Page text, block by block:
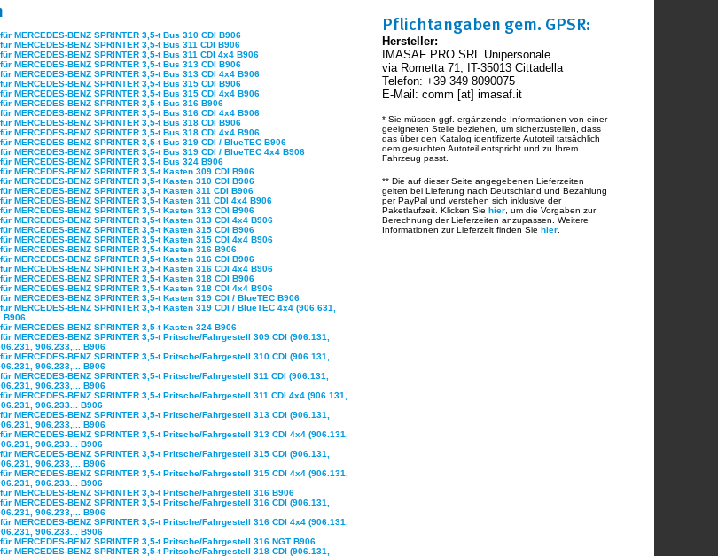
MERCEDES-BENZ SPRINTER 3,5-t Bus 310 CDI B906
MERCEDES-BENZ SPRINTER 3,5-t Bus 311 CDI B906
MERCEDES-BENZ SPRINTER 3,5-t Bus 311 CDI 4x4 B906
MERCEDES-BENZ SPRINTER 3,5-t Bus 313 CDI B906
MERCEDES-BENZ SPRINTER 3,5-t Bus 313 CDI 4x4 B906
MERCEDES-BENZ SPRINTER 3,5-t Bus 315 CDI B906
MERCEDES-BENZ SPRINTER 3,5-t Bus 315 CDI 4x4 B906
MERCEDES-BENZ SPRINTER 3,5-t Bus 316 B906
MERCEDES-BENZ SPRINTER 3,5-t Bus 316 CDI 4x4 B906
MERCEDES-BENZ SPRINTER 3,5-t Bus 318 CDI B906
MERCEDES-BENZ SPRINTER 3,5-t Bus 318 CDI 4x4 B906
MERCEDES-BENZ SPRINTER 3,5-t Bus 319 CDI / BlueTEC B906
MERCEDES-BENZ SPRINTER 3,5-t Bus 319 CDI / BlueTEC 4x4 B906
MERCEDES-BENZ SPRINTER 3,5-t Bus 324 B906
MERCEDES-BENZ SPRINTER 3,5-t Kasten 309 CDI B906
MERCEDES-BENZ SPRINTER 3,5-t Kasten 310 CDI B906
MERCEDES-BENZ SPRINTER 3,5-t Kasten 311 CDI B906
MERCEDES-BENZ SPRINTER 3,5-t Kasten 311 CDI 4x4 B906
MERCEDES-BENZ SPRINTER 3,5-t Kasten 313 CDI B906
MERCEDES-BENZ SPRINTER 3,5-t Kasten 313 CDI 4x4 B906
MERCEDES-BENZ SPRINTER 3,5-t Kasten 315 CDI B906
MERCEDES-BENZ SPRINTER 3,5-t Kasten 315 CDI 4x4 B906
MERCEDES-BENZ SPRINTER 3,5-t Kasten 316 B906
MERCEDES-BENZ SPRINTER 3,5-t Kasten 316 CDI B906
MERCEDES-BENZ SPRINTER 3,5-t Kasten 316 CDI 4x4 B906
MERCEDES-BENZ SPRINTER 3,5-t Kasten 318 CDI B906
MERCEDES-BENZ SPRINTER 3,5-t Kasten 318 CDI 4x4 B906
MERCEDES-BENZ SPRINTER 3,5-t Kasten 319 CDI / BlueTEC B906
MERCEDES-BENZ SPRINTER 3,5-t Kasten 319 CDI / BlueTEC 4x4 (906.631,
B906
MERCEDES-BENZ SPRINTER 3,5-t Kasten 324 B906
MERCEDES-BENZ SPRINTER 3,5-t Pritsche/Fahrgestell 309 CDI (906.131,
906.233,... B906
MERCEDES-BENZ SPRINTER 3,5-t Pritsche/Fahrgestell 310 CDI (906.131,
906.233,... B906
MERCEDES-BENZ SPRINTER 3,5-t Pritsche/Fahrgestell 311 CDI (906.131,
906.233,... B906
MERCEDES-BENZ SPRINTER 3,5-t Pritsche/Fahrgestell 311 CDI 4x4 (906.131,
906.233... B906
MERCEDES-BENZ SPRINTER 3,5-t Pritsche/Fahrgestell 313 CDI (906.131,
906.233,... B906
MERCEDES-BENZ SPRINTER 3,5-t Pritsche/Fahrgestell 313 CDI 4x4 (906.131,
906.233... B906
MERCEDES-BENZ SPRINTER 3,5-t Pritsche/Fahrgestell 315 CDI (906.131,
906.233,... B906
MERCEDES-BENZ SPRINTER 3,5-t Pritsche/Fahrgestell 315 CDI 4x4 (906.131,
906.233... B906
MERCEDES-BENZ SPRINTER 3,5-t Pritsche/Fahrgestell 316 B906
MERCEDES-BENZ SPRINTER 3,5-t Pritsche/Fahrgestell 316 CDI (906.131,
906.233,... B906
MERCEDES-BENZ SPRINTER 3,5-t Pritsche/Fahrgestell 316 CDI 4x4 (906.131,
906.233... B906
MERCEDES-BENZ SPRINTER 3,5-t Pritsche/Fahrgestell 316 NGT B906
MERCEDES-BENZ SPRINTER 3,5-t Pritsche/Fahrgestell 318 CDI (906.131,
Pflichtangaben gem. GPSR:
Hersteller:
IMASAF PRO SRL Unipersonale
via Rometta 71, IT-35013 Cittadella
Telefon: +39 349 8090075
E-Mail: comm [at] imasaf.it
* Sie müssen ggf. ergänzende Informationen von einer
geeigneten Stelle beziehen, um sicherzustellen, dass
das über den Katalog identifizerte Autoteil tatsächlich
dem gesuchten Autoteil entspricht und zu Ihrem
Fahrzeug passt.
** Die auf dieser Seite angegebenen Lieferzeiten
gelten bei Lieferung nach Deutschland und Bezahlung
per PayPal und verstehen sich inklusive der
Paketlaufzeit. Klicken Sie hier, um die Vorgaben zur
Berechnung der Lieferzeiten anzupassen. Weitere
Informationen zur Lieferzeit finden Sie hier.